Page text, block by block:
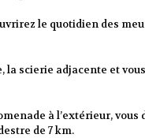
le quotidien des
la scierie adjacente et
à l’extérieur, vous
de 7 km.